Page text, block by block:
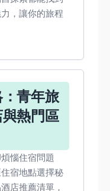
，讓你的旅程
青年旅
熱門區
惱住宿問題
宿地點選擇秘
店推薦清單，